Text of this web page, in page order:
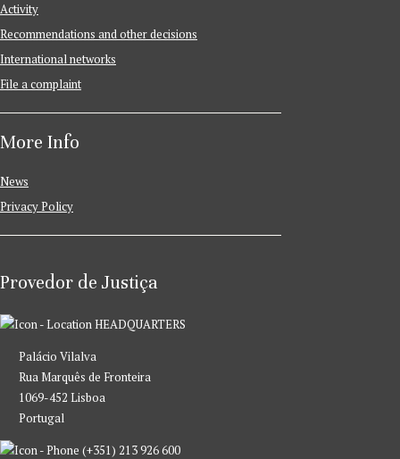
Activity
Recommendations and other decisions
International networks
File a complaint
More Info
News
Privacy Policy
Provedor de Justiça
HEADQUARTERS
Palácio Vilalva
Rua Marquês de Fronteira
1069-452 Lisboa
Portugal
(+351) 213 926 600